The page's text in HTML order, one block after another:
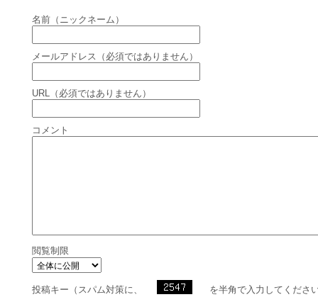
名前（ニックネーム）
メールアドレス（必須ではありません）
URL（必須ではありません）
コメント
閲覧制限
投稿キー（スパム対策に、 を半角で入力してくださ